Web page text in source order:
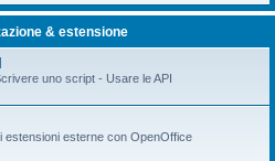
& estensione
uno script - Usare le API
estensioni esterne con OpenOffice